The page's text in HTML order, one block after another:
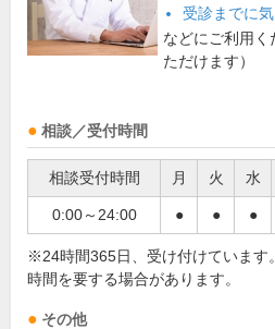
受診までに
などにご利用
ただけます）
相談／受付時間
相談受付時間 月 火 水
0:00～24:00 ● ● ●
※24時間365日、受け付けています
時間を要する場合があります。
その他